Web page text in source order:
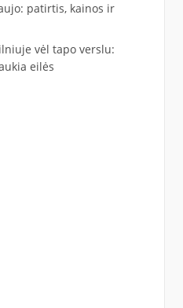
patirtis, kainos ir
vėl tapo verslu:
eilės